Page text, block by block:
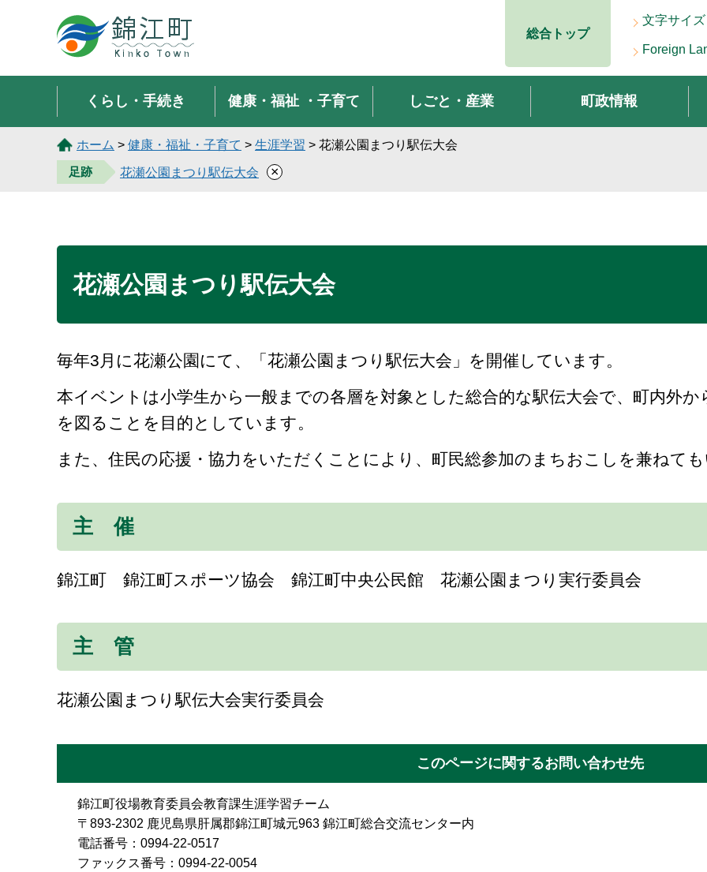
錦江町 Kinko Town
総合トップ
文字サイ
Foreign
くらし・手続き 健康・福祉・子育て しごと・産業 町政情報
ホーム > 健康・福祉・子育て > 生涯学習 > 花瀬公園まつり駅伝大会
足跡
花瀬公園まつり駅伝大会 ×
花瀬公園まつり駅伝大会
毎年3月に花瀬公園にて、「花瀬公園まつり駅伝大会」を開催しています。
本イベントは小学生から一般までの各層を対象とした総合的な駅伝大会で、町内外
を図ることを目的としています。
また、住民の応援・協力をいただくことにより、町民総参加のまちおこしを兼ねても
主 催
錦江町 錦江町スポーツ協会 錦江町中央公民館 花瀬公園まつり実行委員会
主 管
花瀬公園まつり駅伝大会実行委員会
このページに関するお問い合わせ先
錦江町役場教育委員会教育課生涯学習チーム
〒893-2302 鹿児島県肝属郡錦江町城元963 錦江町総合交流センター内
電話番号：0994-22-0517
ファックス番号：0994-22-0054